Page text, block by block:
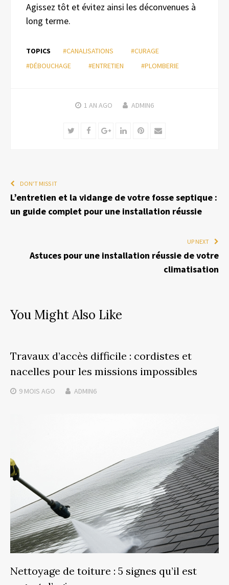
Agissez tôt et évitez ainsi les déconvenues à
long terme.
TOPICS #CANALISATIONS
#CURAGE
#DÉBOUCHAGE
#ENTRETIEN #PLOMBERIE
1 AN AGO ADMIN6
TwitterFacebookGoogle+LinkedInPinterest
Email
DON'T MISS IT
L’entretien et la vidange de votre fosse septique :
un guide complet pour une installation réussie
UP NEXT
Astuces pour une installation réussie de votre
climatisation
You Might Also Like
Travaux d’accès difficile : cordistes et
nacelles pour les missions impossibles
9 MOIS AGO ADMIN6
Nettoyage de toiture : 5 signes qu’il est